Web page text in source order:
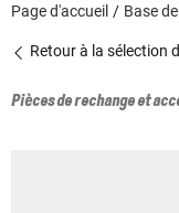
Page d'accueil Base
Retour à la sélection
Pièces de rechange et